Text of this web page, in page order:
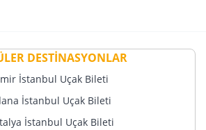
DESTİNASYONLAR
İstanbul Uçak Bileti
İstanbul Uçak Bileti
İstanbul Uçak Bileti